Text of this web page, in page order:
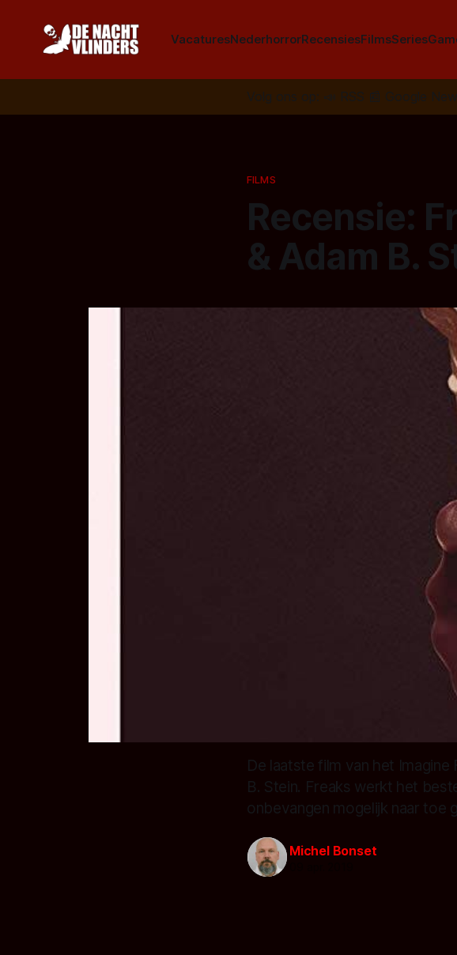
VacaturesNederhorrorRecensiesFilmsSeries
Volg ons op: 📣 RSS 📰 Google
FILMS
Recensie:
& Adam B.
De laatste film van het
B. Stein. Freaks werkt het
onbevangen mogelijk naar toe
Michel Bonset